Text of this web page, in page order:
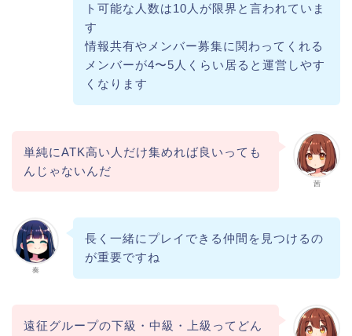
ト可能な人数は10人が限界と言われていま
す
情報共有やメンバー募集に関わってくれる
メンバーが4〜5人くらい居ると運営しやす
くなります
茜
単純にATK高い人だけ集めれば良いっても
んじゃないんだ
奏
長く一緒にプレイできる仲間を見つけるの
が重要ですね
遠征グループの下級・中級・上級ってどん